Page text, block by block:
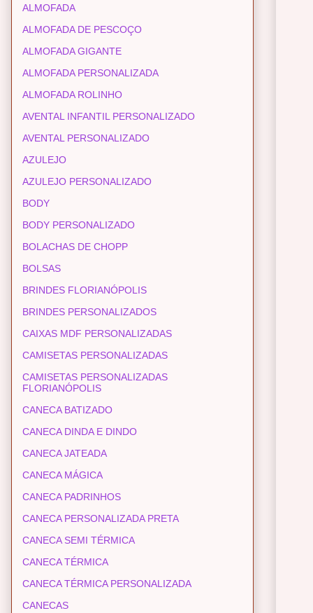
ALMOFADA
ALMOFADA DE PESCOÇO
ALMOFADA GIGANTE
ALMOFADA PERSONALIZADA
ALMOFADA ROLINHO
AVENTAL INFANTIL PERSONALIZADO
AVENTAL PERSONALIZADO
AZULEJO
AZULEJO PERSONALIZADO
BODY
BODY PERSONALIZADO
BOLACHAS DE CHOPP
BOLSAS
BRINDES FLORIANÓPOLIS
BRINDES PERSONALIZADOS
CAIXAS MDF PERSONALIZADAS
CAMISETAS PERSONALIZADAS
CAMISETAS PERSONALIZADAS
FLORIANÓPOLIS
CANECA BATIZADO
CANECA DINDA E DINDO
CANECA JATEADA
CANECA MÁGICA
CANECA PADRINHOS
CANECA PERSONALIZADA PRETA
CANECA SEMI TÉRMICA
CANECA TÉRMICA
CANECA TÉRMICA PERSONALIZADA
CANECAS